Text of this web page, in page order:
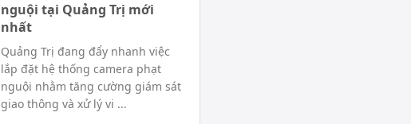
nguội tại Quảng Trị mới
nhất
Quảng Trị đang đẩy nhanh việc
lắp đặt hệ thống camera phạt
nguội nhằm tăng cường giám sát
giao thông và xử lý vi ...